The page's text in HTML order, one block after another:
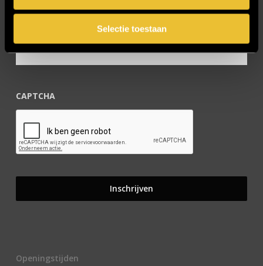
Selectie toestaan
CAPTCHA
Openingstijden